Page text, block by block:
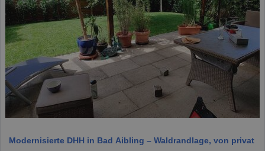
1 / 8
Modernisierte DHH in Bad Aibling – Waldrandlage, von privat